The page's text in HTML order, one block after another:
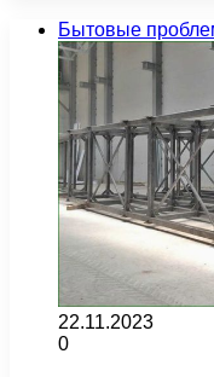
Бытовые
22.11.2023
0